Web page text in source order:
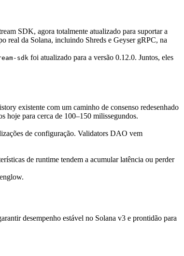
SDK, agora totalmente atualizado para suportar a
real da Solana, incluindo Shreds e Geyser gRPC, na
sdk foi atualizado para a versão 0.12.0. Juntos, eles
existente com um caminho de consenso redesenhado
hoje para cerca de 100–150 milissegundos.
de configuração. Validators DAO vem
de runtime tendem a acumular latência ou perder
desempenho estável no Solana v3 e prontidão para